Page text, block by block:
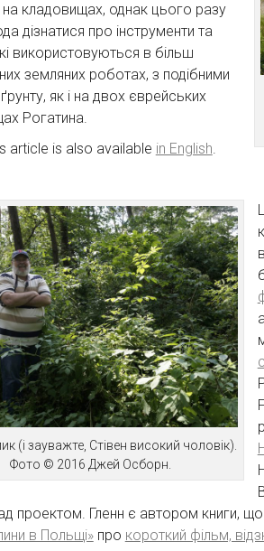
на кладовищах, однак цього разу
дізнатися про інструменти та
використовуються в більш
земляних роботах, з подібними
як і на двох єврейських
Рогатина.
article is also available in English.
(і зауважте, Стівен високий чоловік).
Фото © 2016 Джей Осборн.
проектом. Гленн є автором книги,
в Польщі»про короткий фільм,